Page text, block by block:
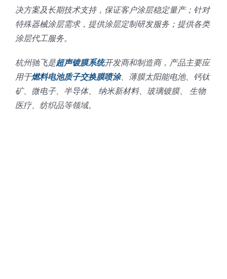
决方案及长期技术支持，保证客户涂层稳定量产；针对
特殊器械涂层需求，提供涂层定制研发服务；提供各类
涂层代工服务。
杭州驰飞是超声镀膜系统开发商和制造商，产品主要应
用于燃料电池质子交换膜喷涂、薄膜太阳能电池、钙钛
矿、微电子、半导体、 纳米新材料、玻璃镀膜、 生物
医疗、纺织品等领域。